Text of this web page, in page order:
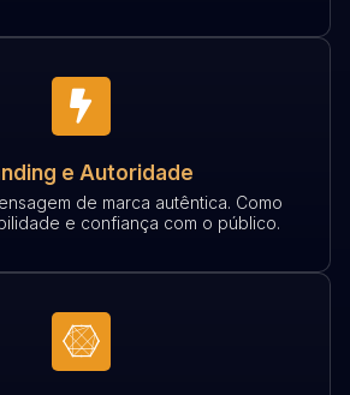
e Autoridade
de marca autêntica. Como
e confiança com o público.